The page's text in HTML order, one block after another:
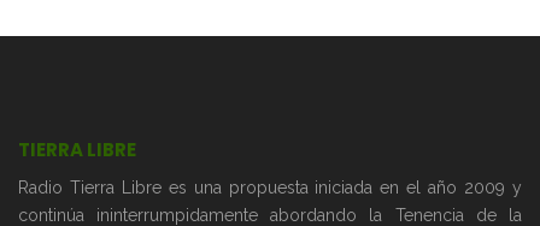
TIERRA LIBRE
Radio Tierra Libre es una propuesta iniciada en el año 2009 y
continúa ininterrumpidamente abordando la Tenencia de la